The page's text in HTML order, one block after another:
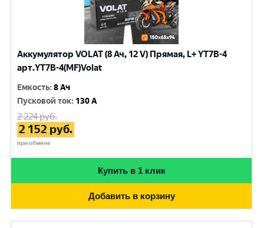
Аккумулятор VOLAT (8 Ач, 12 V) Прямая, L+ YT7B-4
арт.YT7B-4(MF)Volat
Емкость:8 Ач
Пусковой ток: 130 A
2 224руб.
2 152 руб.
при обмене
Купить в 1 клик
Добавить в корзину